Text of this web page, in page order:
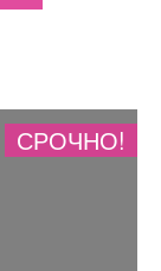
СРОЧНО!